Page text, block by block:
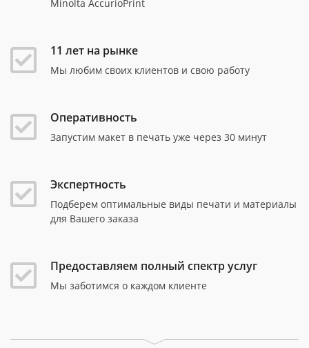
Minolta AccurioPrint
11 лет на рынке
Мы любим своих клиентов и свою работу
Оперативность
Запустим макет в печать уже через 30 минут
Экспертность
Подберем оптимальные виды печати и материалы
для Вашего заказа
Предоставляем полный спектр услуг
Мы заботимся о каждом клиенте